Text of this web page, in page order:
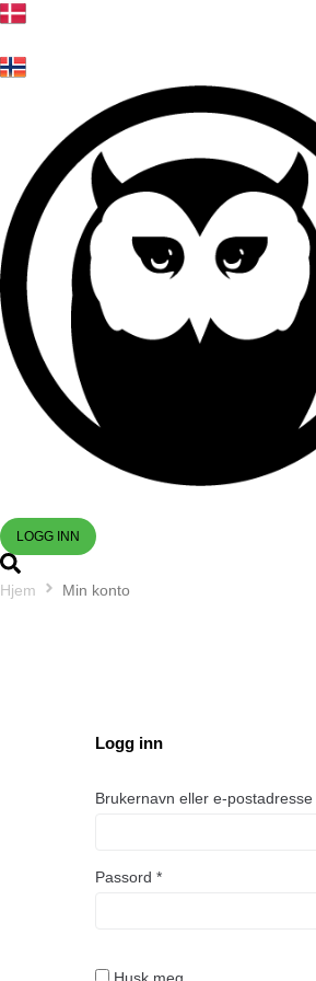
LOGG INN
Hjem Min konto
Logg inn
Brukernavn eller e-postadresse
Passord *Påkrevd
Husk meg